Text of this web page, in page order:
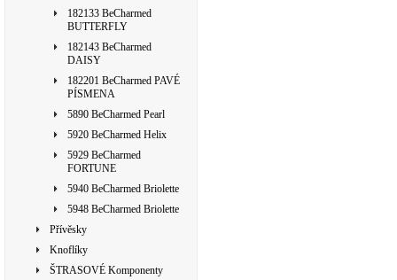
182133 BeCharmed
BUTTERFLY
182143 BeCharmed
DAISY
182201 BeCharmed PAVÉ
PÍSMENA
5890 BeCharmed Pearl
5920 BeCharmed Helix
5929 BeCharmed
FORTUNE
5940 BeCharmed Briolette
5948 BeCharmed Briolette
Přívěsky
Knoflíky
ŠTRASOVÉ Komponenty